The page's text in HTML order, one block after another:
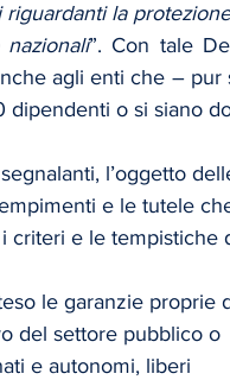
la
”. Con tale
agli enti che – pur
dipendenti o si siano
l’oggetto
e le tutele
criteri e le tempistiche
le garanzie proprie
del settore pubblico o
e autonomi, liberi